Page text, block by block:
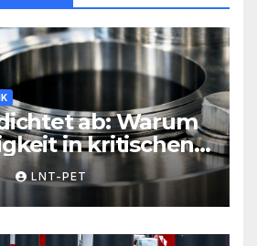
ab: Warum
in kritischen
alles entscheidet
LNT-PET